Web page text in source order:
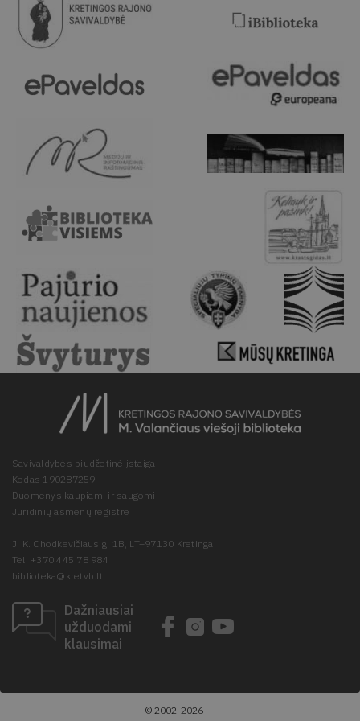
Savivaldybės biudžetinė įstaiga
Kodas 190287259
Duomenys kaupiami ir saugomi
Juridinių asmenų registre
J. K. Chodkevičiaus g. 1B, LT–97130 Kretinga
Tel. +370 445 78 984
biblioteka@kretvb.lt
Dažniausiai
užduodami
klausimai
© 2002-2026